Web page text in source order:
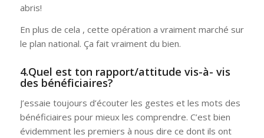
abris!
En plus de cela , cette opération a vraiment marché sur
le plan national. Ça fait vraiment du bien.
4.Quel est ton rapport/attitude vis-à- vis
des bénéficiaires?
J’essaie toujours d’écouter les gestes et les mots des
bénéficiaires pour mieux les comprendre. C’est bien
évidemment les premiers à nous dire ce dont ils ont